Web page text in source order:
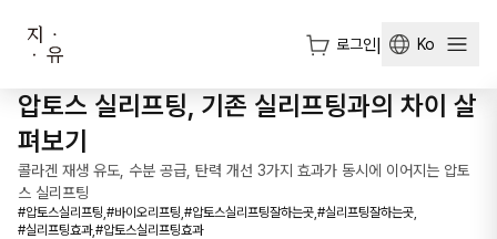
로그인 Ko
압토스 실리프팅, 기존 실리프팅과의 차이 살
펴보기
콜라겐 재생 유도, 수분 공급, 탄력 개선 3가지 효과가 동시에 이어지는 압토
스 실리프팅
#압토스실리프팅, #바이오리프팅, #압토스실리프팅잘하는곳, #실리프팅잘하는곳,
#실리프팅효과,#압토스실리프팅효과